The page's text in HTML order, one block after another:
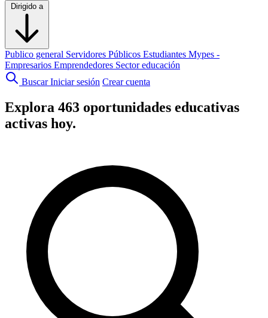
Dirigido a
Publico general Servidores Públicos Estudiantes Mypes -
Empresarios Emprendedores Sector educación
Buscar Iniciar sesión Crear cuenta
Explora 463 oportunidades educativas
activas hoy.